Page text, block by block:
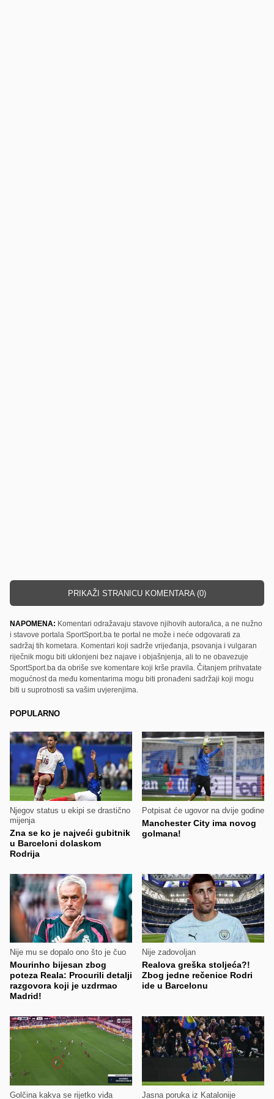
PRIKAŽI STRANICU KOMENTARA (0)
NAPOMENA: Komentari odražavaju stavove njihovih autora/ica, a ne nužno
i stavove portala SportSport.ba te portal ne može i neće odgovarati za
sadržaj tih kometara. Komentari koji sadrže vrijeđanja, psovanja i vulgaran
riječnik mogu biti uklonjeni bez najave i objašnjenja, ali to ne obavezuje
SportSport.ba da obriše sve komentare koji krše pravila. Čitanjem prihvatate
mogućnost da među komentarima mogu biti pronađeni sadržaji koji mogu
biti u suprotnosti sa vašim uvjerenjima.
POPULARNO
Njegov status u ekipi se drastično
mijenja
Zna se ko je najveći gubitnik
u Barceloni dolaskom
Rodrija
Potpisat će ugovor na dvije godine
Manchester City ima novog
golmana!
Nije mu se dopalo ono što je čuo
Mourinho bijesan zbog
poteza Reala: Procurili detalji
razgovora koji je uzdrmao
Madrid!
Nije zadovoljan
Realova greška stoljeća?!
Zbog jedne rečenice Rodri
ide u Barcelonu
Golčina kakva se rijetko viđa Jasna poruka iz Katalonije